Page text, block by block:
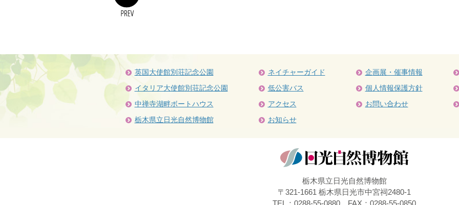
英国大使館別荘記念公園
イタリア大使館別荘記念公園
中禅寺湖畔ボートハウス
栃木県立日光自然博物館
ネイチャーガイド
低公害バス
アクセス
お知らせ
企画展・催事情報
個人情報保護方針
お問い合わせ
栃木県立日光自然博物館
〒321-1661 栃木県日光市中宮祠2480-1
TEL：0288-55-0880 FAX：0288-55-0850